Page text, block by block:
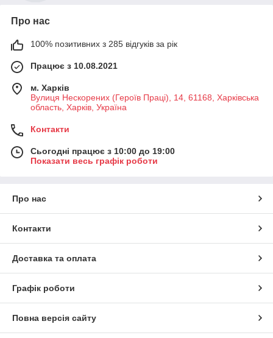
Про нас
100% позитивних з 285 відгуків за рік
Працює з 10.08.2021
м. Харків
Вулиця Нескорених (Героїв Праці), 14, 61168, Харківська
область, Харків, Україна
Контакти
Сьогодні працює з 10:00 до 19:00
Показати весь графік роботи
Про нас
Контакти
Доставка та оплата
Графік роботи
Повна версія сайту